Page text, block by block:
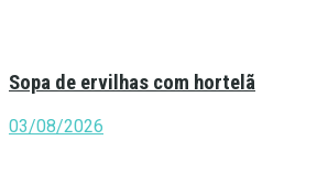
Sopa de ervilhas com hortelã
03/08/2026